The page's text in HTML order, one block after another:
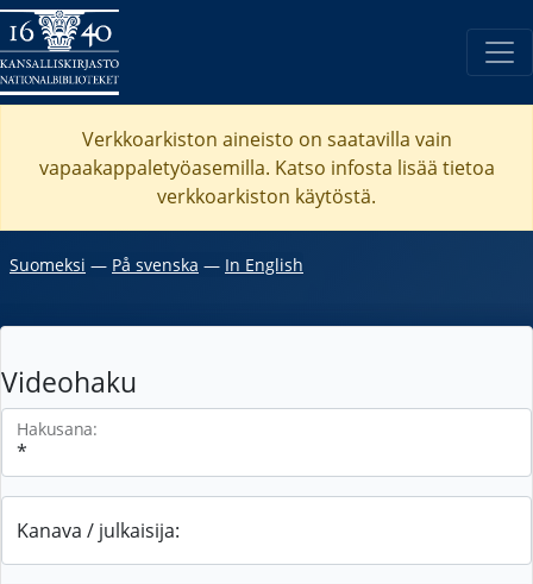
Verkkoarkiston aineisto on saatavilla vain
vapaakappaletyöasemilla. Katso infosta lisää tietoa
verkkoarkiston käytöstä.
Suomeksi ― På svenska ― In English
Videohaku
Hakusana:
Kanava / julkaisija: